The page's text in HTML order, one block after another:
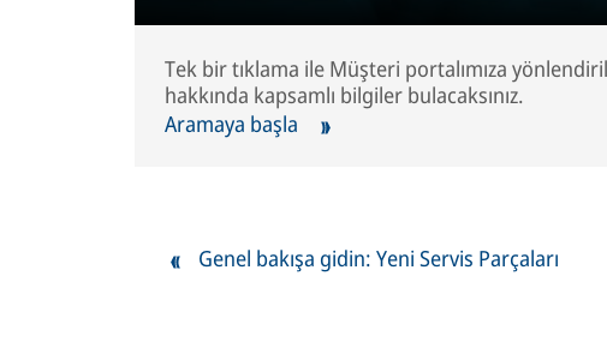
Tek bir tıklama ile Müşteri portalımıza
hakkında kapsamlı bilgiler bulacaksınız.
Aramaya başla
Genel bakışa gidin: Yeni Servis Parçaları